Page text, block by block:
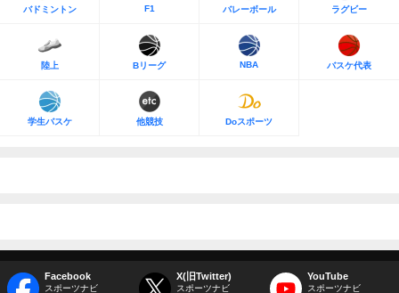
バドミントン F1 バレーボール ラグビー
陸上 Bリーグ NBA バスケ代表
学生バスケ 他競技 Doスポーツ
Facebook
スポーツナビ
X(旧Twitter)
スポーツナビ
YouTube
スポーツナビ